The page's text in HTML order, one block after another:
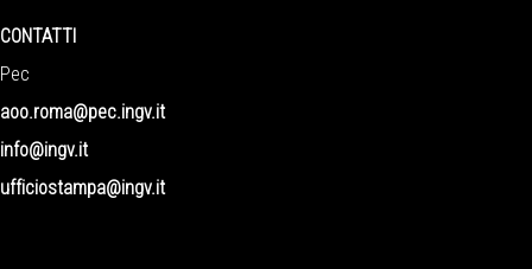
CONTATTI
Pec
aoo.roma@pec.ingv.it
info@ingv.it
ufficiostampa@ingv.it